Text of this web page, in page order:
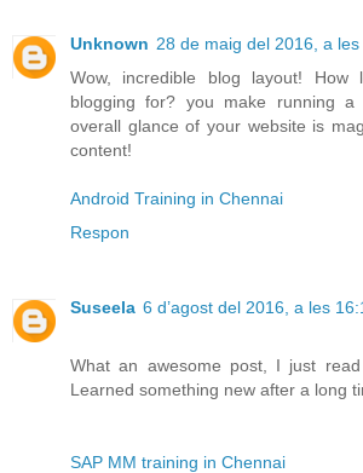
Unknown 28 de maig del 2016, a les
Wow, incredible blog layout! How
blogging for? you make running
overall glance of your website is
content!
Android Training in Chennai
Respon
Suseela 6 d’agost del 2016, a les
What an awesome post, I just
Learned something new after a long
SAP MM training in Chennai